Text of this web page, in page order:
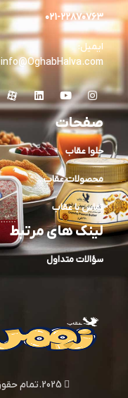
۰۲۱-۲۲۸۷۰۷۶۳
ایمیل:
info@OghabHalva.com
صفحات
حلوا عقاب
محصولات عقاب
تماس با عقاب
لینک های مرتبط
سؤالات متداول